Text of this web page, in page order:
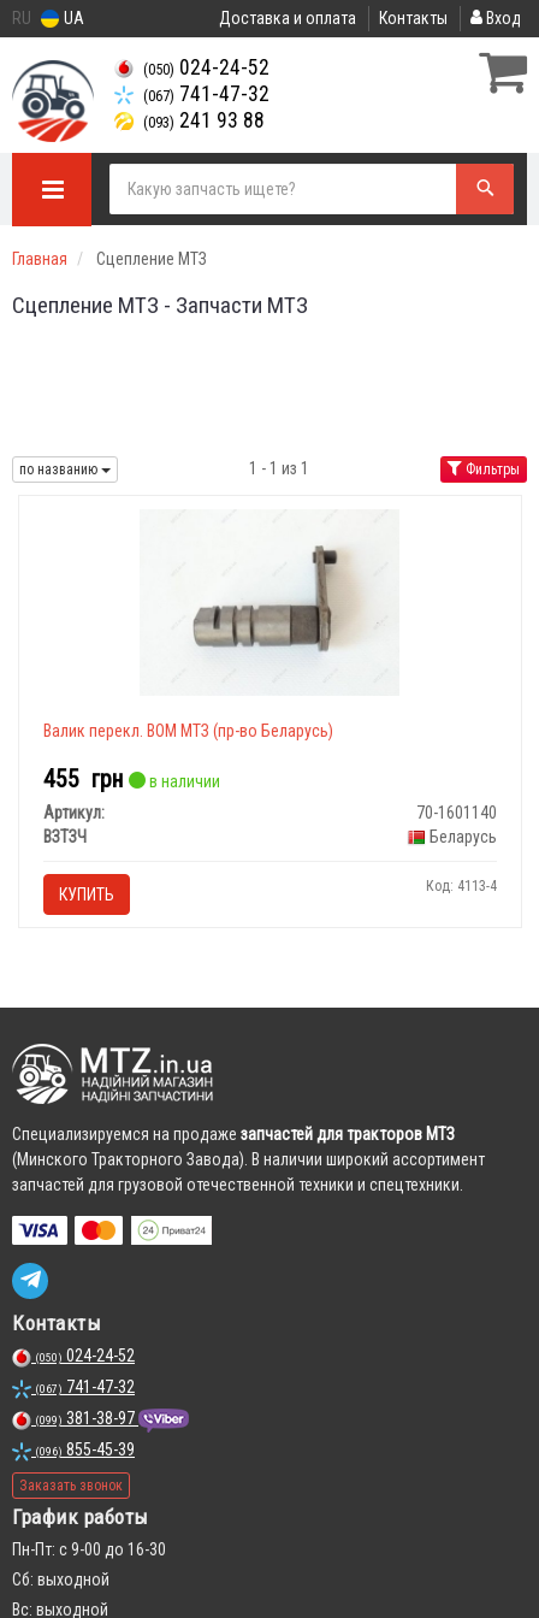
RU UA Доставка и оплата Контакты Вход
(050) 024-24-52
(067) 741-47-32
(093) 241 93 88
Главная Сцепление МТЗ
Сцепление МТЗ - Запчасти МТЗ
по названию 1 - 1 из 1 Фильтры
Валик перекл. ВОМ МТЗ (пр-во Беларусь)
455 грн
в наличии
Артикул:
70-1601140
ВЗТЗЧ
Беларусь
КУПИТЬ Код: 4113-4
Cпециализируемся на продаже запчастей для тракторов МТЗ
(Минского Тракторного Завода). В наличии широкий ассортимент
запчастей для грузовой отечественной техники и спецтехники.
Контакты
(050) 024-24-52
(067) 741-47-32
(099) 381-38-97
(096) 855-45-39
Заказать звонок
График работы
Пн-Пт: с 9-00 до 16-30
Сб: выходной
Вс: выходной